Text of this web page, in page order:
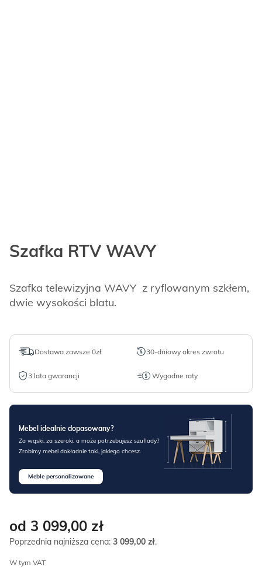
Szafka RTV WAVY
Szafka telewizyjna WAVY z ryflowanym szkłem,
dwie wysokości blatu.
Dostawa zawsze 0zł 30-dniowy okres zwrotu
3 lata gwarancji Wygodne raty
Mebel idealnie dopasowany?
Za wąski, za szeroki, a może potrzebujesz szuflady?
Zrobimy mebel dokładnie taki, jakiego chcesz.
Meble personalizowane
od 3 099,00 zł
Poprzednia najniższa cena: 3 099,00 zł.
W tym VAT